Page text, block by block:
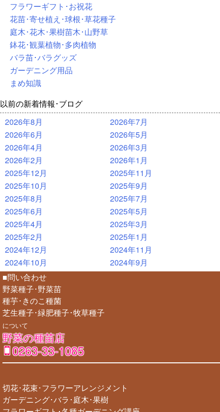
フラワーギフト･お祝花
花苗･寄せ植え･球根･草花種子
庭木･花木･果樹苗木･山野草
鉢花･観葉植物･多肉植物
バラ苗･バラグッズ
ガーデニング用品
まめ知識
以前の新着情報･ブログ
2026年8月
2026年7月
2026年6月
2026年5月
2026年4月
2026年3月
2026年2月
2026年1月
2025年12月
2025年11月
2025年10月
2025年9月
2025年8月
2025年7月
2025年6月
2025年5月
2025年4月
2025年3月
2025年2月
2025年1月
2024年12月
2024年11月
2024年10月
2024年9月
■問い合わせ
野菜種子･野菜苗
種芋･きのこ種菌
芝生種子･緑肥種子･牧草種子
について
野菜の種苗店
0263-33-1085
切花･花束･フラワーアレンジメント
ガーデニング･バラ･庭木･果樹